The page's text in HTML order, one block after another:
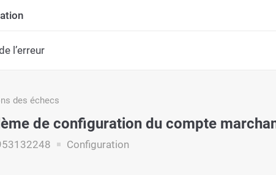
l’erreur
des échecs
de configuration du compte
Configuration